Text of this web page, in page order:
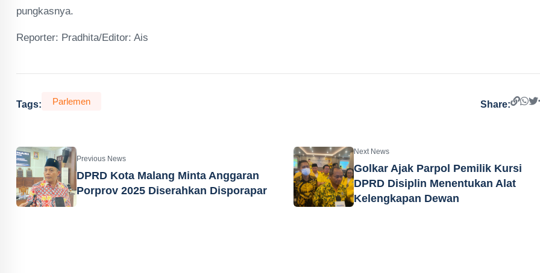
pungkasnya.
Reporter: Pradhita/Editor: Ais
Tags: Parlemen Share:
Previous News
DPRD Kota Malang Minta Anggaran
Porprov 2025 Diserahkan Disporapar
Next News
Golkar Ajak Parpol Pemilik Kursi
DPRD Disiplin Menentukan Alat
Kelengkapan Dewan